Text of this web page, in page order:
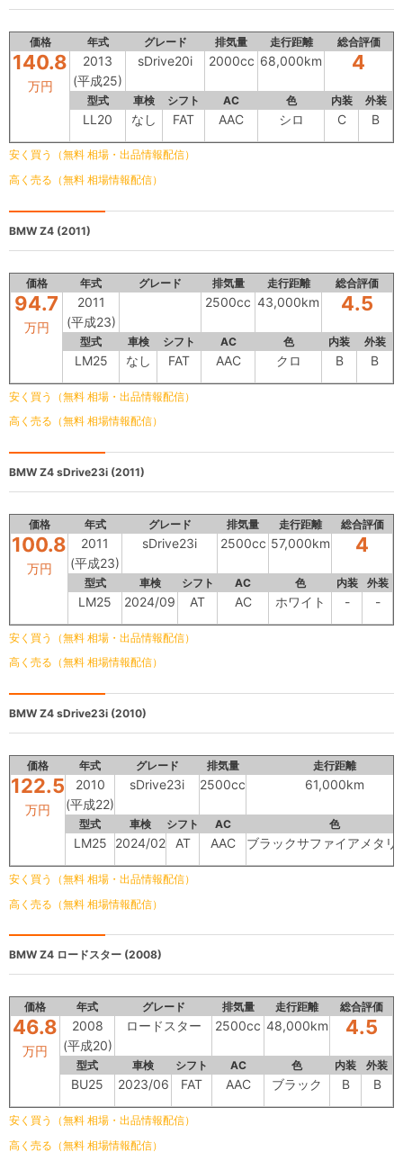
価格 年式 グレード 排気量 走行距離 総合評価
140.8
万円
2013
(平成25)
sDrive20i 2000cc 68,000km 4
型式 車検 シフト AC 色 内装 外装
LL20 なし FAT AAC シロ C B
安く買う（無料 相場・出品情報配信）
高く売る（無料 相場情報配信）
BMW Z4 (2011)
価格 年式 グレード 排気量 走行距離 総合評価
94.7
万円
2011
(平成23)
2500cc 43,000km 4.5
型式 車検 シフト AC 色 内装 外装
LM25 なし FAT AAC クロ B B
安く買う（無料 相場・出品情報配信）
高く売る（無料 相場情報配信）
BMW Z4 sDrive23i (2011)
価格 年式 グレード 排気量 走行距離 総合評価
100.8
万円
2011
(平成23)
sDrive23i 2500cc 57,000km 4
型式 車検 シフト AC 色 内装 外装
LM25 2024/09 AT AC ホワイト - -
安く買う（無料 相場・出品情報配信）
高く売る（無料 相場情報配信）
BMW Z4 sDrive23i (2010)
価格 年式 グレード 排気量 走行距離
122.5
万円
2010
(平成22)
sDrive23i 2500cc 61,000km
型式 車検 シフト AC 色
LM25 2024/02 AT AAC ブラックサファイアメタリ
安く買う（無料 相場・出品情報配信）
高く売る（無料 相場情報配信）
BMW Z4 ロードスター (2008)
価格 年式 グレード 排気量 走行距離 総合評価
46.8
万円
2008
(平成20)
ロードスター 2500cc 48,000km 4.5
型式 車検 シフト AC 色 内装 外装
BU25 2023/06 FAT AAC ブラック B B
安く買う（無料 相場・出品情報配信）
高く売る（無料 相場情報配信）